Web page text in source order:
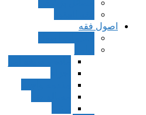
اصول فقه